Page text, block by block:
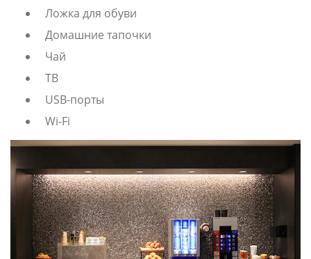
Ложка для обуви
Домашние тапочки
Чай
ТВ
USB-порты
Wi-Fi